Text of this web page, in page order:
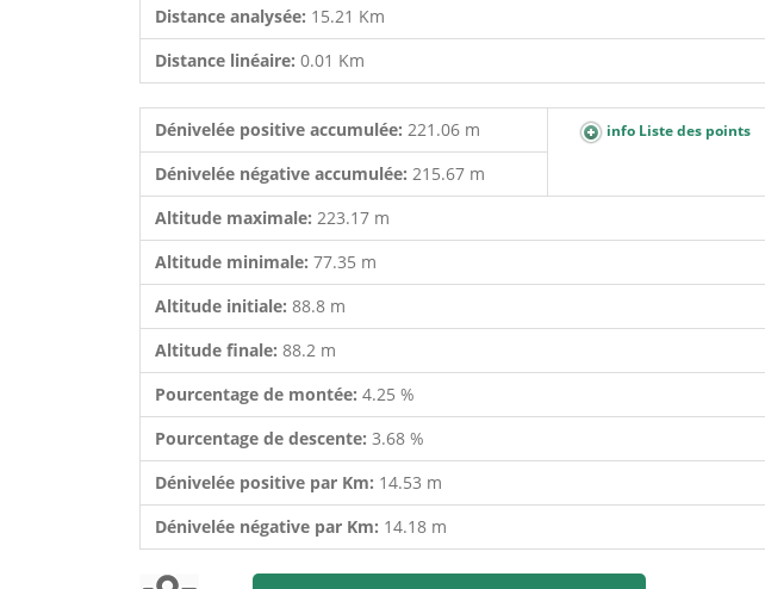
Distance analysée: 15.21 Km
Distance linéaire: 0.01 Km
Dénivelée positive accumulée: 221.06 m info Liste des points
Dénivelée négative accumulée: 215.67 m
Altitude maximale: 223.17 m
Altitude minimale: 77.35 m
Altitude initiale: 88.8 m
Altitude finale: 88.2 m
Pourcentage de montée: 4.25 %
Pourcentage de descente: 3.68 %
Dénivelée positive par Km: 14.53 m
Dénivelée négative par Km: 14.18 m